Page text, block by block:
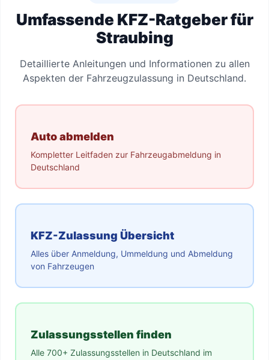
Umfassende KFZ-Ratgeber für
Straubing
Detaillierte Anleitungen und Informationen zu allen
Aspekten der Fahrzeugzulassung in Deutschland.
Auto abmelden
Kompletter Leitfaden zur Fahrzeugabmeldung in
Deutschland
KFZ-Zulassung Übersicht
Alles über Anmeldung, Ummeldung und Abmeldung
von Fahrzeugen
Zulassungsstellen finden
Alle 700+ Zulassungsstellen in Deutschland im